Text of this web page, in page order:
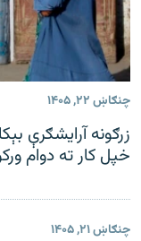
چنګاښ ۲۲, ۱۴۰۵
زرګونه آرایشګرې
خپل کار ته دوام
چنګاښ ۲۱, ۱۴۰۵